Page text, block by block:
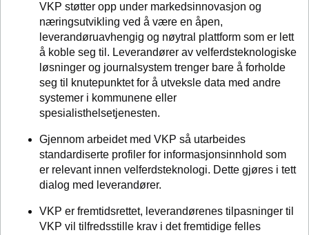
VKP støtter opp under markedsinnovasjon og
næringsutvikling ved å være en åpen,
leverandøruavhengig og nøytral plattform som er lett
å koble seg til. Leverandører av velferdsteknologiske
løsninger og journalsystem trenger bare å forholde
seg til knutepunktet for å utveksle data med andre
systemer i kommunene eller
spesialisthelsetjenesten.
Gjennom arbeidet med VKP så utarbeides
standardiserte profiler for informasjonsinnhold som
er relevant innen velferdsteknologi. Dette gjøres i tett
dialog med leverandører.
VKP er fremtidsrettet, leverandørenes tilpasninger til
VKP vil tilfredsstille krav i det fremtidige felles